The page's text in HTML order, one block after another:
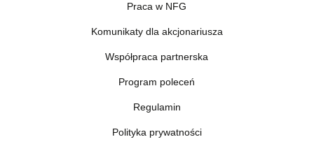
Praca w NFG
Komunikaty dla akcjonariusza
Współpraca partnerska
Program poleceń
Regulamin
Polityka prywatności